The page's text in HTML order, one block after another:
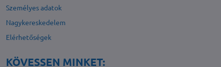
Személyes adatok
Nagykereskedelem
Elérhetőségek
KÖVESSEN MINKET: